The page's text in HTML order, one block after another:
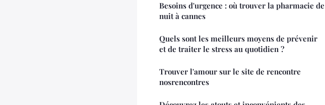
Besoins d'urgence : où trouver la pharmacie de
nuit à cannes
Quels sont les meilleurs moyens de prévenir
et de traiter le stress au quotidien ?
Trouver l'amour sur le site de rencontre
nosrencontres